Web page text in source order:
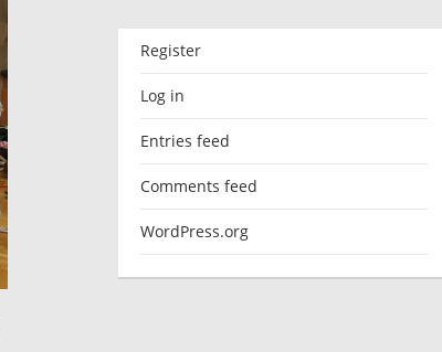
Register
Log in
Entries feed
Comments feed
WordPress.org